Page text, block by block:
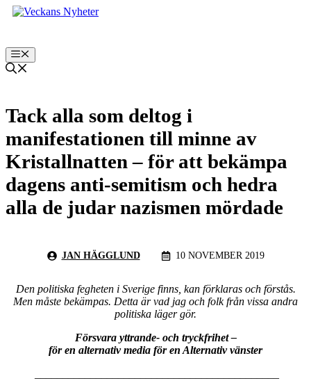
Hoppa
Meny
Tack alla som deltog i
manifestationen till minne av
Kristallnatten – för att bekämpa
dagens anti-semitism och hedra
alla de judar nazismen mördade
JAN HÄGGLUND 10 NOVEMBER 2019
Den politiska fegheten i Sverige finns, kan förklaras och förstås.
Men måste bekämpas. Detta är vad jag och folk från vissa andra
politiska läger gör.
Försvara yttrande- och tryckfrihet –
för en alternativ media för en Alternativ vänster